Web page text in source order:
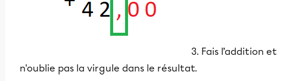
3. Fais l’addition et
n'oublie pas la virgule dans le résultat.